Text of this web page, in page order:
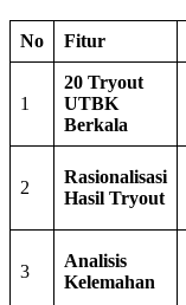
No Fitur
1
20 Tryout
UTBK
Berkala
2
Rasionalisasi
Hasil Tryout
3
Analisis
Kelemahan